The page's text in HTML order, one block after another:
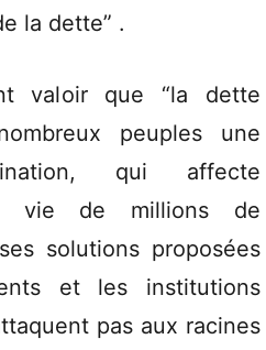
la dette” .
valoir que “la dette
peuples une
qui affecte
vie de millions de
solutions proposées
et les institutions
pas aux racines